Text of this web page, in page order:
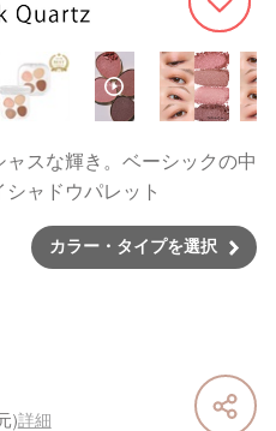
784
スな輝き。ベーシックの中
ャドウパレット
カラー・タイプを選択
)詳細